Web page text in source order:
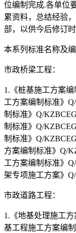
位编制完成.各单位
累资料，总结经验
部，以供今后修订
本系列标准名称及编
市政桥梁工程：
1.《桩基施工方案
工方案编制标准》
制标准》Q/
制标准》Q/
制标准》Q/
方案编制标准》Q/
工方案编制标准》
架专项施工方案》
市政道路工程：
1.《地基处理施工
基工程施工方案编